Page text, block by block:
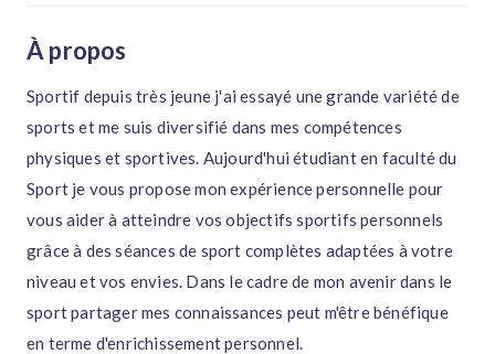
À propos
Sportif depuis très jeune j'ai essayé une grande variété de
sports et me suis diversifié dans mes compétences
physiques et sportives. Aujourd'hui étudiant en faculté du
Sport je vous propose mon expérience personnelle pour
vous aider à atteindre vos objectifs sportifs personnels
grâce à des séances de sport complètes adaptées à votre
niveau et vos envies. Dans le cadre de mon avenir dans le
sport partager mes connaissances peut m'être bénéfique
en terme d'enrichissement personnel.